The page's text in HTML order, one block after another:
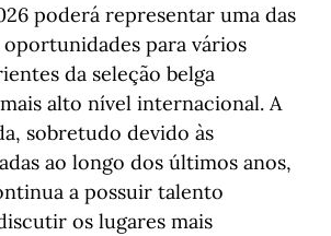
poderá representar uma das
para vários
da seleção belga
alto nível internacional. A
sobretudo devido às
ao longo dos últimos anos,
a possuir talento
os lugares mais